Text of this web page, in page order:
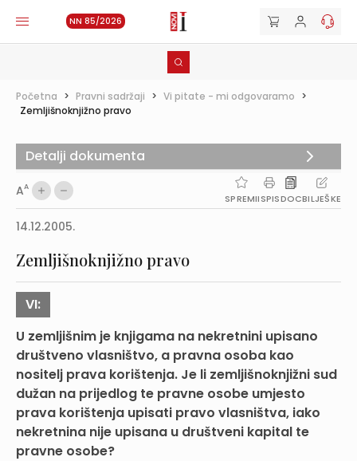
NN 85/2026
Početna > Pravni sadržaji > Vi pitate - mi odgovaramo >
Zemljišnoknjižno pravo
AA
SPREMIISPISDOCBILJEŠKE
14.12.2005.
Zemljišnoknjižno pravo
VI:
U zemljišnim je knjigama na nekretnini upisano
društveno vlasništvo, a pravna osoba kao
nositelj prava korištenja. Je li zemljišnoknjižni sud
dužan na prijedlog te pravne osobe umjesto
prava korištenja upisati pravo vlasništva, iako
nekretnina nije upisana u društveni kapital te
pravne osobe?
Detalji dokumenta